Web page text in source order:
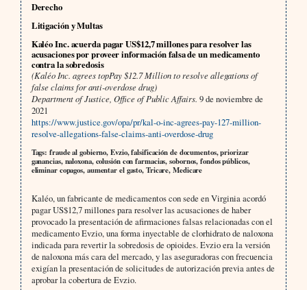
Derecho
Litigación y Multas
Kaléo Inc. acuerda pagar US$12,7 millones para resolver las
acusaciones por proveer información falsa de un medicamento
contra la sobredosis
(Kaléo Inc. agrees topPay $12.7 Million to resolve allegations of
false claims for anti-overdose drug)
Department of Justice, Office of Public Affairs. 9 de noviembre de
2021
https://www.justice.gov/opa/pr/kal-o-inc-agrees-pay-127-million-
resolve-allegations-false-claims-anti-overdose-drug
Tags: fraude al gobierno, Evzio, falsificación de documentos, priorizar
ganancias, naloxona, colusión con farmacias, sobornos, fondos públicos,
eliminar copagos, aumentar el gasto, Tricare, Medicare
Kaléo, un fabricante de medicamentos con sede en Virginia acordó
pagar US$12,7 millones para resolver las acusaciones de haber
provocado la presentación de afirmaciones falsas relacionadas con el
medicamento Evzio, una forma inyectable de clorhidrato de naloxona
indicada para revertir la sobredosis de opioides. Evzio era la versión
de naloxona más cara del mercado, y las aseguradoras con frecuencia
exigían la presentación de solicitudes de autorización previa antes de
aprobar la cobertura de Evzio.